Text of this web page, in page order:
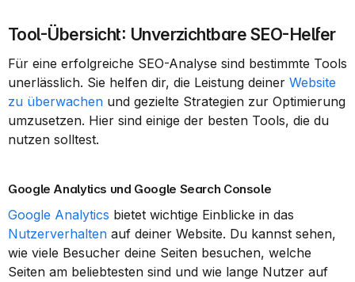
Tool-Übersicht: Unverzichtbare SEO-Helfer
Für eine erfolgreiche SEO-Analyse sind bestimmte Tools
unerlässlich. Sie helfen dir, die Leistung deiner Website
zu überwachen und gezielte Strategien zur Optimierung
umzusetzen. Hier sind einige der besten Tools, die du
nutzen solltest.
Google Analytics und Google Search Console
Google Analytics
Nutzerverhalten auf deiner Website. Du kannst sehen,
wie viele Besucher deine Seiten besuchen, welche
Seiten am beliebtesten sind und wie lange Nutzer auf